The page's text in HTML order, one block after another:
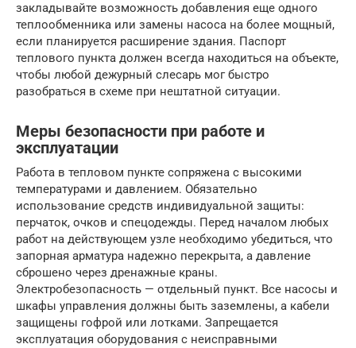
закладывайте возможность добавления еще одного
теплообменника или замены насоса на более мощный,
если планируется расширение здания. Паспорт
теплового пункта должен всегда находиться на объекте,
чтобы любой дежурный слесарь мог быстро
разобраться в схеме при нештатной ситуации.
Меры безопасности при работе и
эксплуатации
Работа в тепловом пункте сопряжена с высокими
температурами и давлением. Обязательно
использование средств индивидуальной защиты:
перчаток, очков и спецодежды. Перед началом любых
работ на действующем узле необходимо убедиться, что
запорная арматура надежно перекрыта, а давление
сброшено через дренажные краны.
Электробезопасность — отдельный пункт. Все насосы и
шкафы управления должны быть заземлены, а кабели
защищены гофрой или лотками. Запрещается
эксплуатация оборудования с неисправными